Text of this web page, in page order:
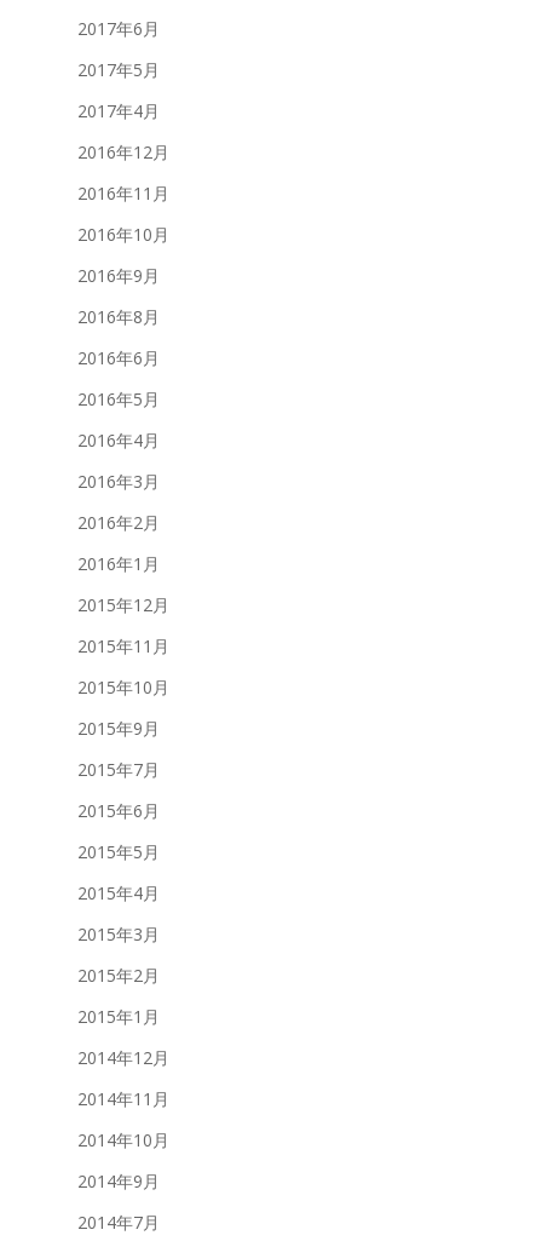
2017年6月
2017年5月
2017年4月
2016年12月
2016年11月
2016年10月
2016年9月
2016年8月
2016年6月
2016年5月
2016年4月
2016年3月
2016年2月
2016年1月
2015年12月
2015年11月
2015年10月
2015年9月
2015年7月
2015年6月
2015年5月
2015年4月
2015年3月
2015年2月
2015年1月
2014年12月
2014年11月
2014年10月
2014年9月
2014年7月